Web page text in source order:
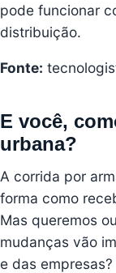
pode funcionar
distribuição.
Fonte:
E você,
urbana?
A corrida por
forma como
Mas queremos
mudanças vão
e das